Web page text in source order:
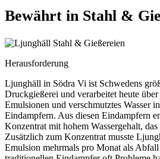
Bewährt in Stahl &
Stahl & Gießereien
Herausforderung
Ljunghäll in Södra Vi ist Schwedens
Druckgießerei und verarbeitet heute
Emulsionen und verschmutztes Wasser
Eindampfern. Aus diesen Eindampfern
Konzentrat mit hohem Wassergehalt,
Zusätzlich zum Konzentrat musste
Emulsion mehrmals pro Monat als Abfall